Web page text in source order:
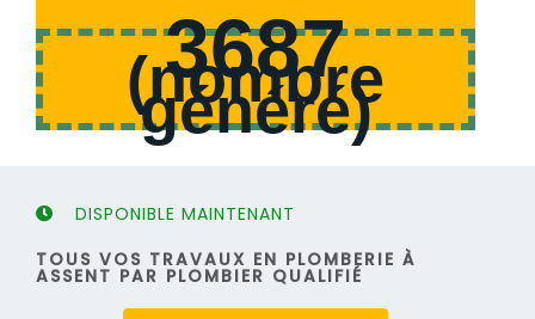
3687
(nombre
généré)
DISPONIBLE MAINTENANT
TOUS VOS TRAVAUX EN PLOMBERIE À
ASSENT PAR PLOMBIER QUALIFIÉ